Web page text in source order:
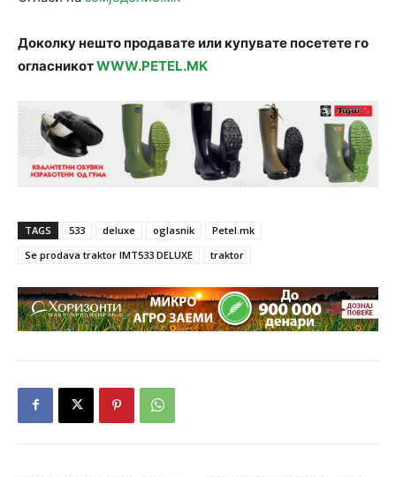
Доколку нешто продавате или купувате посетете го
огласникотWWW.PETEL.MK
TAGS 533 deluxe oglasnik
Petel.mk
Se prodava traktor IMT533 DELUXE
traktor